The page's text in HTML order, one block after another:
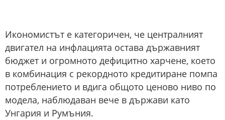
Икономистът е категоричен, че централният
двигател на инфлацията остава държавният
бюджет и огромното дефицитно харчене, което
в комбинация с рекордното кредитиране помпа
потреблението и вдига общото ценово ниво по
модела, наблюдаван вече в държави като
Унгария и Румъния.